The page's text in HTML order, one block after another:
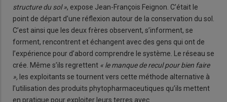
structure du sol », expose Jean-François Feignon. C’était le
point de départ d’une réflexion autour de la conservation du sol.
C’est ainsi que les deux frères observent, s’informent, se
forment, rencontrent et échangent avec des gens qui ont de
l’expérience pour d’abord comprendre le système. Le réseau se
crée. Même s’ils regrettent « le manque de recul pour bien faire
», les exploitants se tournent vers cette méthode alternative à
l’utilisation des produits phytopharmaceutiques qu’ils mettent
en pratique pour exploiter leurs terres avec